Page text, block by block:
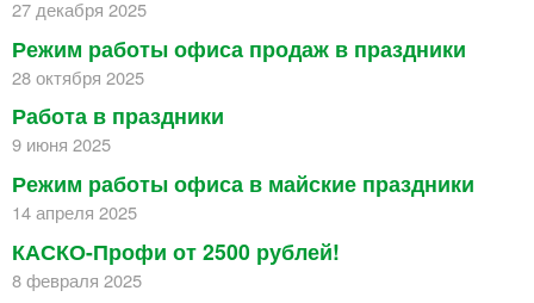
27 декабря 2025
Режим работы офиса продаж в праздники
28 октября 2025
Работа в праздники
9 июня 2025
Режим работы офиса в майские праздники
14 апреля 2025
КАСКО-Профи от 2500 рублей!
8 февраля 2025